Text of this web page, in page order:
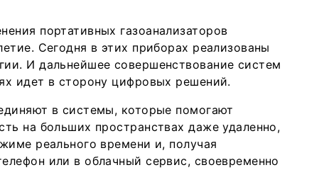
Интервью
Мероприятия
Каталог компаний
портативных газоанализаторов
Сегодня в этих приборах реализованы
И дальнейшее совершенствование систем
идет в сторону цифровых решений.
в системы, которые помогают
на больших пространствах даже удаленно,
реального времени и, получая
или в облачный сервис, своевременно